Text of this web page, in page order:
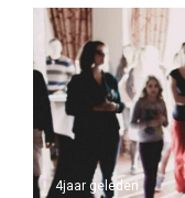
4jaar geleden